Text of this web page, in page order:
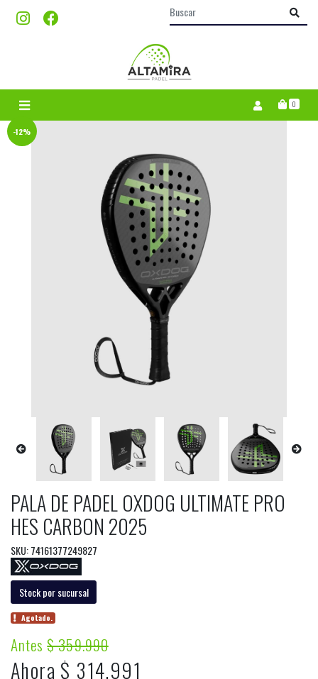
0
-12%
PALA DE PADEL OXDOG ULTIMATE PRO
HES CARBON 2025
SKU: 74161377249827
Stock por sucursal
Agotado.
Antes$ 359.990
Ahora $ 314.991